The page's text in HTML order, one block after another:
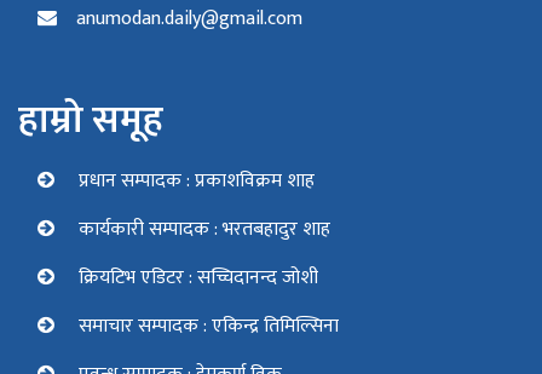
anumodan.daily@gmail.com
हाम्रो समूह
प्रधान सम्पादक : प्रकाशविक्रम शाह
कार्यकारी सम्पादक : भरतबहादुर शाह
क्रियटिभ एडिटर : सच्चिदानन्द जोशी
समाचार सम्पादक : एकिन्द्र तिमिल्सिना